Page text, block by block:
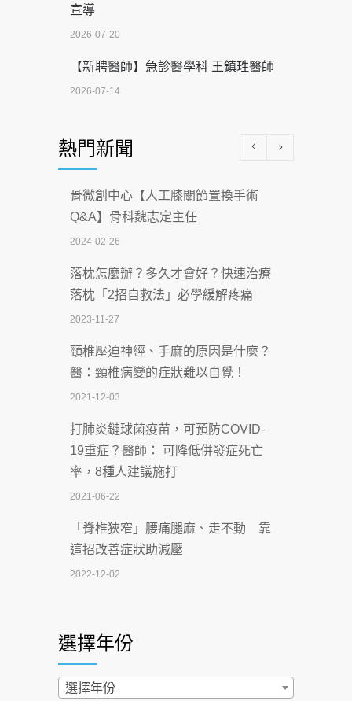
宣導
2026-07-20
【新聘醫師】急診醫學科 王鎮珄醫師
2026-07-14
科能量
2026-07-08
沒菸酒也瀕臨洗腎？65歲男靠「這習
慣」逆轉腎功能 醫揭3招救命
2026-07-08
體溫飆破41度！醫連收兩例中暑病例：
致死率達8成
2026-07-07
深耕萬華55年 西園醫院回顧發展歷程與
智慧 醫療布局
2026-07-06
【115年臺北市「防癌保衛戰：健康好禮
一手刮」】 宣導
2026-07-02
2026-07-02
4連霸議員黃秋澤癌逝！食道癌為何奪命
西園醫院55周年 7／10捐血公益活動 邀
民眾熱血響應
2026-06-30
熱門新聞
骨微創中心【人工膝關節置換手術
Q&A】骨科魏志定主任
2024-02-26
落枕怎麼辦？多久才會好？快速治療
落枕「2招自救法」必學緩解疼痛
2023-11-27
頸椎壓迫神經、手麻的原因是什麼？
醫：頸椎病變的症狀難以自覺！
2021-12-03
打肺炎鏈球菌疫苗，可預防COVID-
19重症？醫師： 可降低併發症死亡
率，8種人建議施打
2021-06-22
「脊椎狹窄」腰痛腿麻、走不動 靠
這招改善症狀助減壓
2022-12-02
2022-02-17
過量維生素D和鈣恐罹癌? 醫師釋
選擇年份
選擇年份